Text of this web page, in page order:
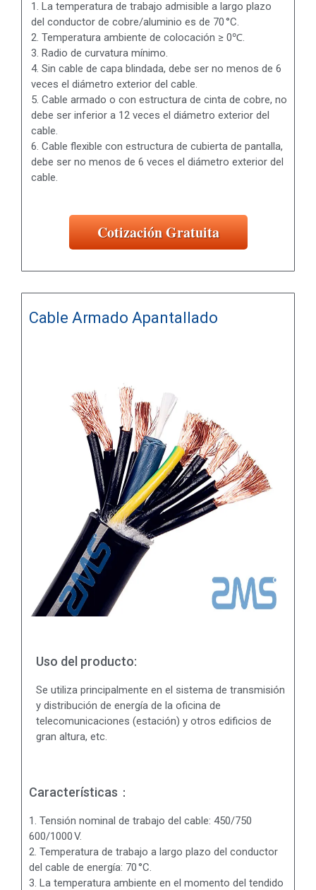
1. La temperatura de trabajo admisible a largo plazo
del conductor de cobre/aluminio es de 70 °C.
2. Temperatura ambiente de colocación ≥ 0℃.
3. Radio de curvatura mínimo.
4. Sin cable de capa blindada, debe ser no menos de 6
veces el diámetro exterior del cable.
5. Cable armado o con estructura de cinta de cobre, no
debe ser inferior a 12 veces el diámetro exterior del
cable.
6. Cable flexible con estructura de cubierta de pantalla,
debe ser no menos de 6 veces el diámetro exterior del
cable.
Cotización Gratuita
Cable Armado Apantallado
Uso del producto:
Se utiliza principalmente en el sistema de transmisión
y distribución de energía de la oficina de
telecomunicaciones (estación) y otros edificios de
gran altura, etc.
Características：
1. Tensión nominal de trabajo del cable: 450/750
600/1000 V.
2. Temperatura de trabajo a largo plazo del conductor
del cable de energía: 70 °C.
3. La temperatura ambiente en el momento del tendido